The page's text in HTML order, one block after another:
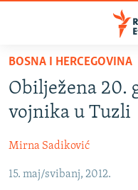
Pređite
glavni
sadržaj
Pređite
na
navigaciju
VIJESTI
BOSNA I HERCEGOVINA
SRBIJA
KOSOVO
CRNA GORA
BOSNA I HERCEGOVINA
Obilježena 20.
vojnika u Tuzli
Mirna Sadiković
15. maj/svibanj, 2012.